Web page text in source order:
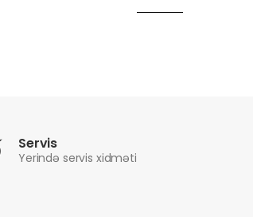
Servis
Yerində servis xidməti